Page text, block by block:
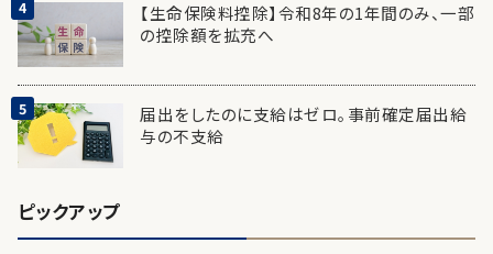
【生命保険料控除】令和8年の1年間のみ、一部
の控除額を拡充へ
届出をしたのに支給はゼロ。事前確定届出給
与の不支給
ピックアップ